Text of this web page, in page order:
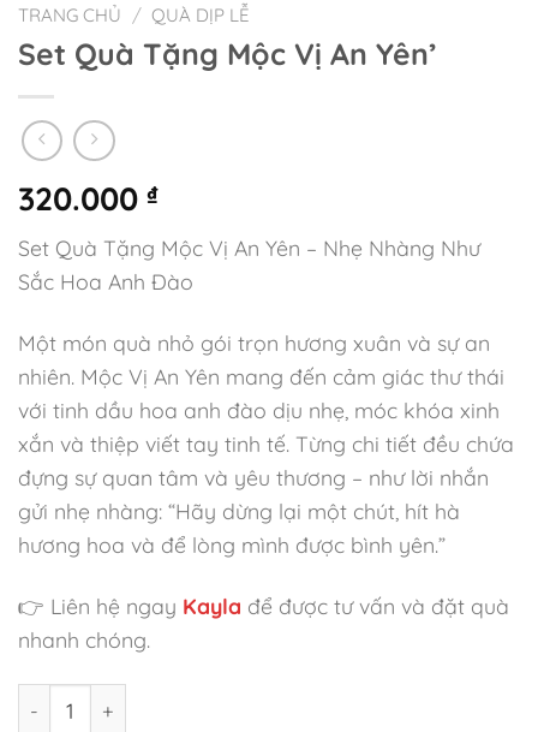
TRANG CHỦ / QUÀ DỊP LỄ
Set Quà Tặng Mộc Vị An Yên’
320.000 ₫
Set Quà Tặng Mộc Vị An Yên – Nhẹ Nhàng Như
Sắc Hoa Anh Đào
Một món quà nhỏ gói trọn hương xuân và sự an
nhiên. Mộc Vị An Yên mang đến cảm giác thư thái
với tinh dầu hoa anh đào dịu nhẹ, móc khóa xinh
xắn và thiệp viết tay tinh tế. Từng chi tiết đều chứa
đựng sự quan tâm và yêu thương – như lời nhắn
gửi nhẹ nhàng: “Hãy dừng lại một chút, hít hà
hương hoa và để lòng mình được bình yên.”
👉 Liên hệ ngay Kayla để được tư vấn và đặt quà
nhanh chóng.
Set Quà Tặng Mộc Vị An Yên' số lượng